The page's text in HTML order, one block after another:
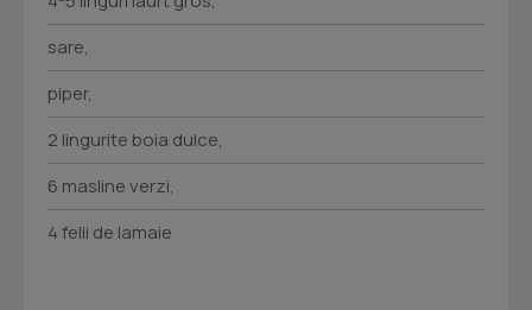
sare,
piper,
2 lingurite boia dulce,
6 masline verzi,
4 felii de lamaie